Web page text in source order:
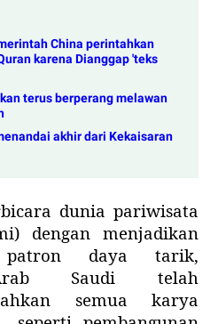
China perintahkan
karena Dianggap 'teks
terus berperang melawan
akhir dari Kekaisaran
dunia pariwisata
dengan menjadikan
patron daya tarik,
Saudi telah
semua karya